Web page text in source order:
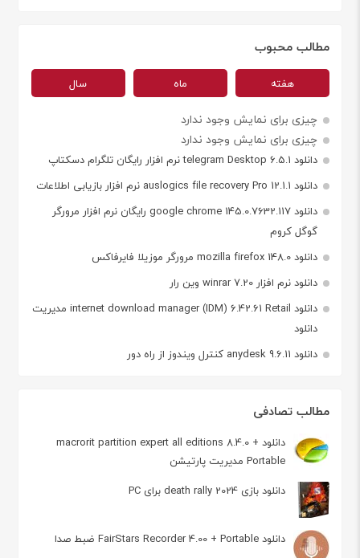
مطالب محبوب
هفته ماه سال
چیزی برای نمایش وجود ندارد
چیزی برای نمایش وجود ندارد
دانلود telegram Desktop 6.5.1 نرم افزار رایگان تلگرام دسکتاپ
دانلود auslogics file recovery Pro 12.1.1 نرم افزار بازیابی اطلاعات
دانلود google chrome 145.0.7632.117 رایگان نرم افزار مرورگر
گوگل کروم
دانلود mozilla firefox 148.0 مرورگر موزیلا فایرفاکس
دانلود نرم افزار winrar 7.20 وین رار
دانلود internet download manager (IDM) 6.42.61 Retail مدیریت
دانلود
دانلود anydesk 9.6.11 کنترل ویندوز از راه دور
مطالب تصادفی
دانلود macrorit partition expert all editions 8.4.0 +
Portable مدیریت پارتیشن
دانلود بازی 2024 death rally برای PC
دانلود FairStars Recorder 4.00 + Portable ضبط صدا